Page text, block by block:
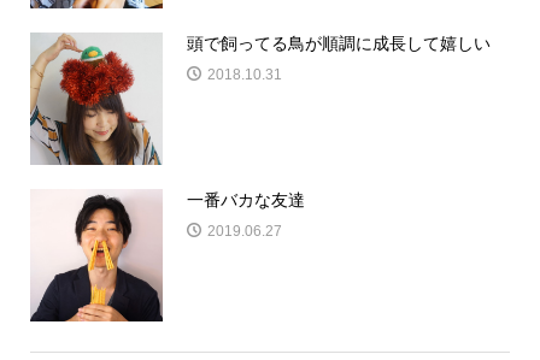
頭で飼ってる鳥が順調に成長して嬉しい
2018.10.31
一番バカな友達
2019.06.27